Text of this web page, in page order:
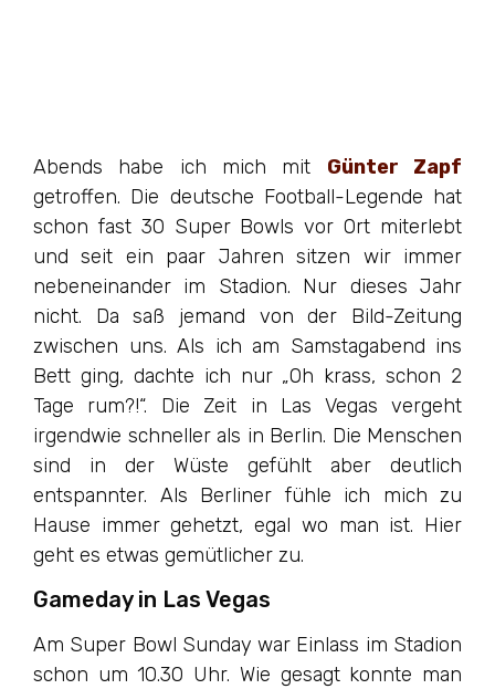
Abends habe ich mich mit Günter Zapf
getroffen. Die deutsche Football-Legende hat
schon fast 30 Super Bowls vor Ort miterlebt
und seit ein paar Jahren sitzen wir immer
nebeneinander im Stadion. Nur dieses Jahr
nicht. Da saß jemand von der Bild-Zeitung
zwischen uns. Als ich am Samstagabend ins
Bett ging, dachte ich nur „Oh krass, schon 2
Tage rum?!“. Die Zeit in Las Vegas vergeht
irgendwie schneller als in Berlin. Die Menschen
sind in der Wüste gefühlt aber deutlich
entspannter. Als Berliner fühle ich mich zu
Hause immer gehetzt, egal wo man ist. Hier
geht es etwas gemütlicher zu.
Gameday in Las Vegas
Am Super Bowl Sunday war Einlass im Stadion
schon um 10.30 Uhr. Wie gesagt konnte man